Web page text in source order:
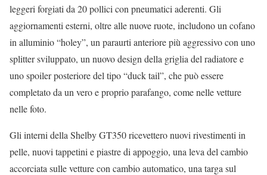
leggeri forgiati da 20 pollici con pneumatici aderenti. Gli
aggiornamenti esterni, oltre alle nuove ruote, includono un cofano
in alluminio “holey”, un paraurti anteriore più aggressivo con uno
splitter sviluppato, un nuovo design della griglia del radiatore e
uno spoiler posteriore del tipo “duck tail”, che può essere
completato da un vero e proprio parafango, come nelle vetture
nelle foto.
Gli interni della Shelby GT350 ricevettero nuovi rivestimenti in
pelle, nuovi tappetini e piastre di appoggio, una leva del cambio
accorciata sulle vetture con cambio automatico, una targa sul